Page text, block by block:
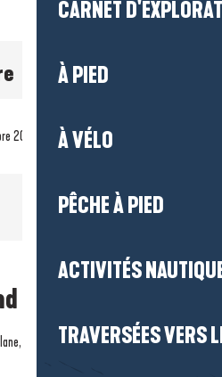
CARNET
À PIED
À VÉLO
PÊCHE À PIED
ACTIVITÉS
TRAVERSÉES VERS
2026
Blockhaus
démarche environnementale
12 route du Dervin, 44740 Batz-